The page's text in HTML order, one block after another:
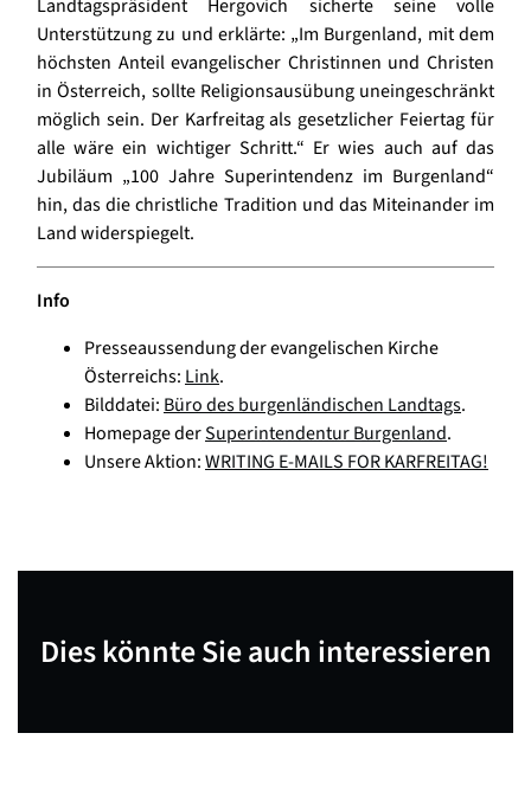
Landtagspräsident Hergovich sicherte seine volle
Unterstützung zu und erklärte: „Im Burgenland, mit dem
höchsten Anteil evangelischer Christinnen und Christen
in Österreich, sollte Religionsausübung uneingeschränkt
möglich sein. Der Karfreitag als gesetzlicher Feiertag für
alle wäre ein wichtiger Schritt.“ Er wies auch auf das
Jubiläum „100 Jahre Superintendenz im Burgenland“
hin, das die christliche Tradition und das Miteinander im
Land widerspiegelt.
Info
Presseaussendung der evangelischen Kirche
Österreichs:Link.
Bilddatei:Büro des burgenländischen Landtags.
Homepage derSuperintendentur Burgenland.
Unsere Aktion:WRITING E-MAILS FOR KARFREITAG!
Dies könnte Sie auch interessieren